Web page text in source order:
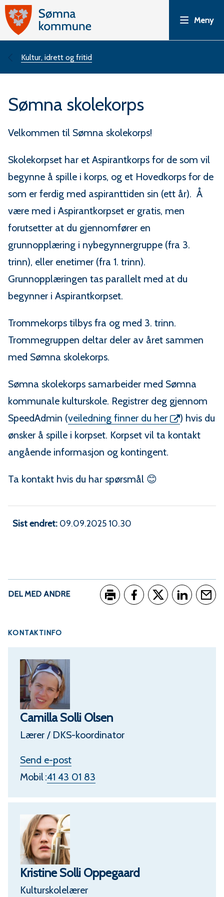
ø
m
a
k
o
m
m
u
n
e
Meny
Du
her:
Kultur, idrett og fritid
Sømna skolekorps
Velkommen til Sømna skolekorps!
Skolekorpset har et Aspirantkorps for de som vil
begynne å spille i korps, og et Hovedkorps for de
som er ferdig med aspiranttiden sin (ett år). Å
være med i Aspirantkorpset er gratis, men
forutsetter at du gjennomfører en
grunnopplæring i nybegynnergruppe (fra 3.
trinn), eller enetimer (fra 1. trinn).
Grunnopplæringen tas parallelt med at du
begynner i Aspirantkorpset.
Trommekorps tilbys fra og med 3. trinn.
Trommegruppen deltar deler av året sammen
med Sømna skolekorps.
Sømna skolekorps samarbeider med Sømna
kommunale kulturskole. Registrer deg gjennom
SpeedAdmin (veiledning finner du her
) hvis du
ønsker å spille i korpset. Korpset vil ta kontakt
angående informasjon og kontingent.
Ta kontakt hvis du har spørsmål 😊
Sist endret 09.09.2025 10.30
DEL MED ANDRE
KONTAKTINFO
Camilla Solli Olsen
Lærer / DKS-koordinator
Send e-postt
i
l
Mobil41 43 01 83
Kristine Solli Oppegaard
Kulturskolelærer